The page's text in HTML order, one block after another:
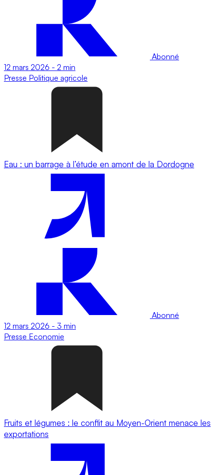
Abonné
12 mars 2026 - 2 min
Presse Politique agricole
Eau : un barrage à l’étude en amont de la Dordogne
Abonné
12 mars 2026 - 3 min
Presse Economie
Fruits et légumes : le conflit au Moyen-Orient menace les
exportations